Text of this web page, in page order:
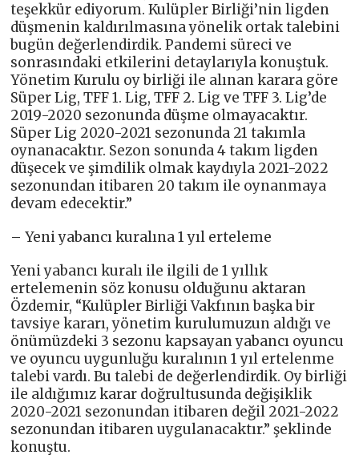
teşekkür ediyorum. Kulüpler Birliği’nin ligden
düşmenin kaldırılmasına yönelik ortak talebini
bugün değerlendirdik. Pandemi süreci ve
sonrasındaki etkilerini detaylarıyla konuştuk.
Yönetim Kurulu oy birliği ile alınan karara göre
Süper Lig, TFF 1. Lig, TFF 2. Lig ve TFF 3. Lig’de
2019-2020 sezonunda düşme olmayacaktır.
Süper Lig 2020-2021 sezonunda 21 takımla
oynanacaktır. Sezon sonunda 4 takım ligden
düşecek ve şimdilik olmak kaydıyla 2021-2022
sezonundan itibaren 20 takım ile oynanmaya
devam edecektir.”
– Yeni yabancı kuralına 1 yıl erteleme
Yeni yabancı kuralı ile ilgili de 1 yıllık
ertelemenin söz konusu olduğunu aktaran
Özdemir, “Kulüpler Birliği Vakfının başka bir
tavsiye kararı, yönetim kurulumuzun aldığı ve
önümüzdeki 3 sezonu kapsayan yabancı oyuncu
ve oyuncu uygunluğu kuralının 1 yıl ertelenme
talebi vardı. Bu talebi de değerlendirdik. Oy birliği
ile aldığımız karar doğrultusunda değişiklik
2020-2021 sezonundan itibaren değil 2021-2022
sezonundan itibaren uygulanacaktır.” şeklinde
konuştu.